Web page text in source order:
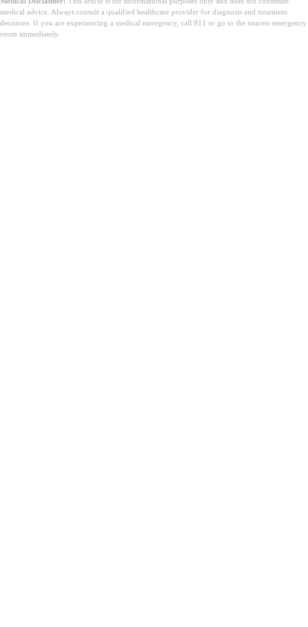
medical advice. Always consult a qualified healthcare provider for diagnosis and treatment
decisions. If you are experiencing a medical emergency, call 911 or go to the nearest emergency
room immediately.